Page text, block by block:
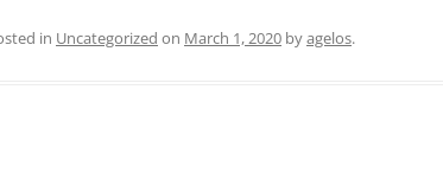
in Uncategorized on March 1, 2020 byagelos.